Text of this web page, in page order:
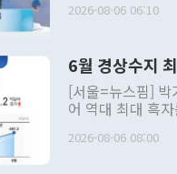
발언 중에는 정부
주의적 희망에 근
관의 대북 정책
관 부처 장관이
관의 무리한 대북
다. [정동영 통일부 장관이 지난달 23일 오후 서울 종로구 정부서울청사에
2026-08-06 06:10
6월 경상수지
[서울=뉴스핌] 박
어 역대 최대 흑
료=한국은행] 한국은행이 6일 발표한 '2026년 6월 국제수지(잠정)'에 따르
2026-08-06 08:00